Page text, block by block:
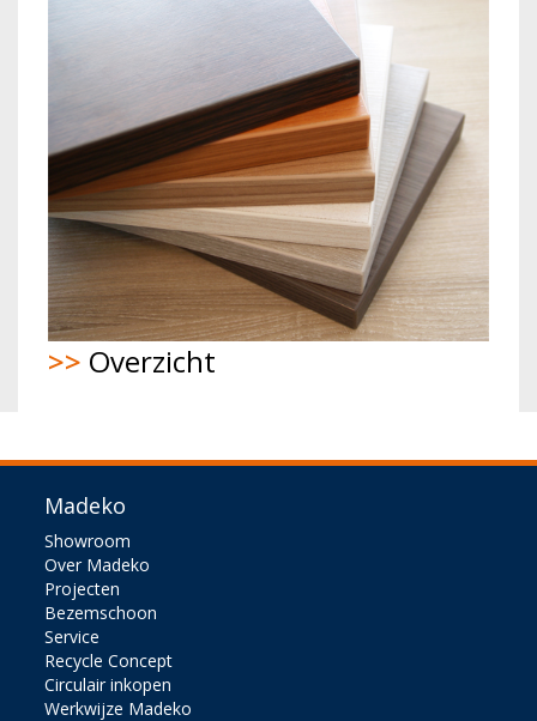
>> Overzicht
Madeko
Showroom
Over Madeko
Projecten
Bezemschoon
Service
Recycle Concept
Circulair inkopen
Werkwijze Madeko